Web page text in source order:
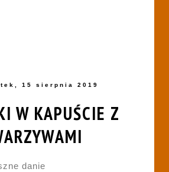
15 sierpnia 2019
W KAPUŚCIE Z
danie